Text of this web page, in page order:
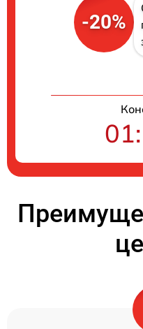
-20%